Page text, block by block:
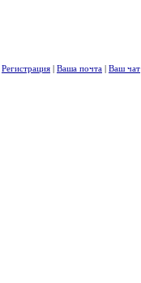
Регистрация | Ваша почта | Ваш чат